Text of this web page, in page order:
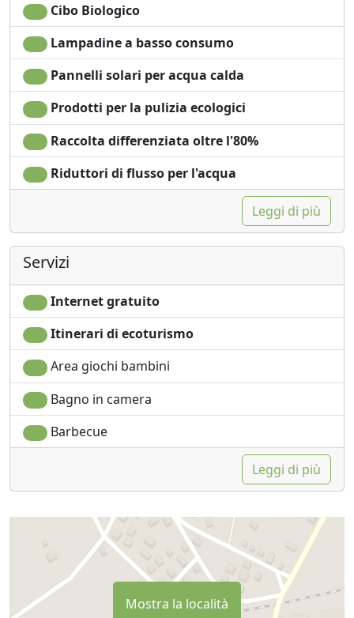
Il tuo cottage sarà anche la base perfetta per esplorare
la zona: con passeggiate locali, surf, pesca, spiagge
nascoste e villaggi pittoreschi a portata di mano e la
natura selvaggia di Dartmoor a soli 20 minuti di auto!
I prezzi variano in base al periodo dell'anno quindi
contattateci per disponibilità e preventivo. Il prezzo per
notte indicato è per una pausa invernale
infrasettimanale.
Cibo Biologico
Lampadine a basso consumo
Pannelli solari per acqua calda
Prodotti per la pulizia ecologici
Raccolta differenziata oltre l'80%
Riduttori di flusso per l'acqua
Leggi di più
Servizi
Internet gratuito
Itinerari di ecoturismo
Area giochi bambini
Bagno in camera
Barbecue
Leggi di più
Mostra la località